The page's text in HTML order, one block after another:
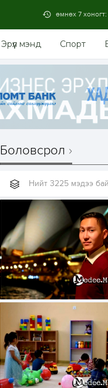
өмнөх 7 хоногт:
Эрүүл мэнд Спорт
Боловсрол
Нийт 3225 мэдээ